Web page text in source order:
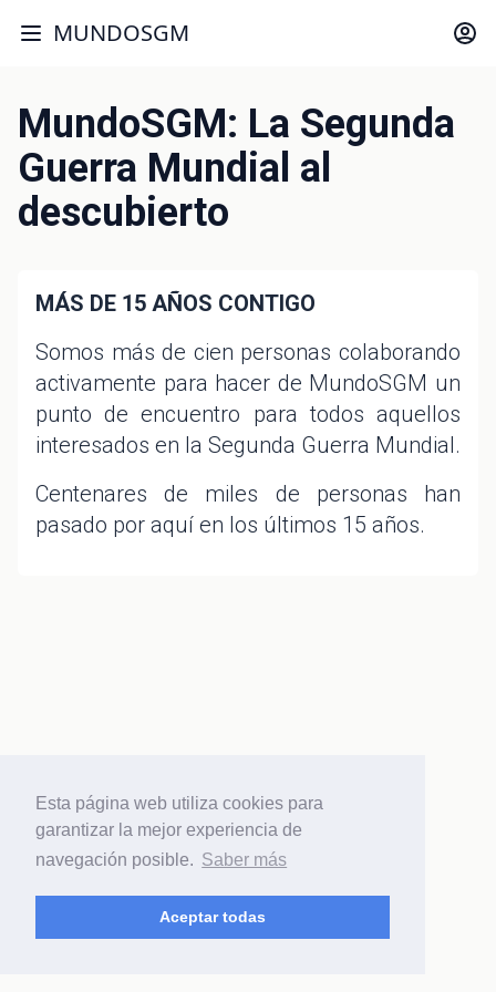
Esta página web utiliza cookies para
garantizar la mejor experiencia de
navegación posible. Saber más
Aceptar todas
MUNDOSGM
MundoSGM: La Segunda
Guerra Mundial al
descubierto
MÁS DE 15 AÑOS CONTIGO
Somos más de cien personas colaborando
activamente para hacer de MundoSGM un
punto de encuentro para todos aquellos
interesados en la Segunda Guerra Mundial.
Centenares de miles de personas han
pasado por aquí en los últimos 15 años.